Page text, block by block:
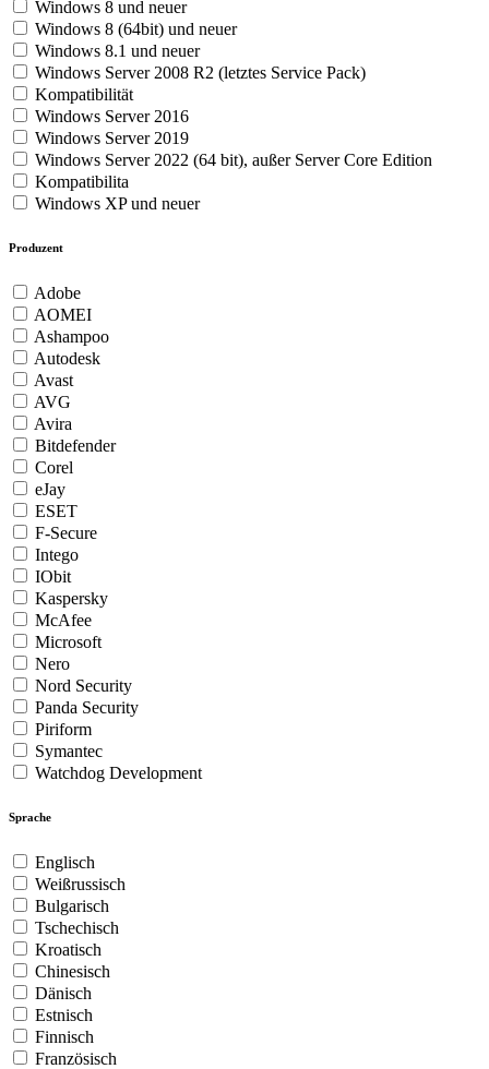
Windows 8 und neuer
Windows 8 (64bit) und neuer
Windows 8.1 und neuer
Windows Server 2008 R2 (letztes Service Pack)
Kompatibilität
Windows Server 2016
Windows Server 2019
Windows Server 2022 (64 bit), außer Server Core Edition
Kompatibilita
Windows XP und neuer
Produzent
Adobe
AOMEI
Ashampoo
Autodesk
Avast
AVG
Avira
Bitdefender
Corel
eJay
ESET
F-Secure
Intego
IObit
Kaspersky
McAfee
Microsoft
Nero
Nord Security
Panda Security
Piriform
Symantec
Watchdog Development
Sprache
Englisch
Weißrussisch
Bulgarisch
Tschechisch
Kroatisch
Chinesisch
Dänisch
Estnisch
Finnisch
Französisch